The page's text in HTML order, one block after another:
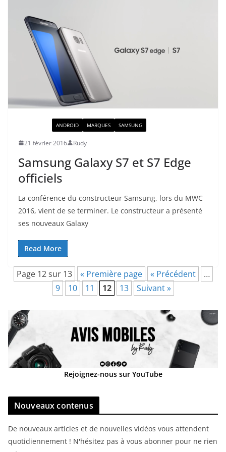
ANDROID MARQUES SAMSUNG
21 février 2016 Rudy
Samsung Galaxy S7 et S7 Edge
officiels
La conférence du constructeur Samsung, lors du MWC
2016, vient de se terminer. Le constructeur a présenté
ses nouveaux Galaxy
Read More
Page 12 sur 13 « Première page « Précédent
…
9
10 11 12 13 Suivant »
Rejoignez-nous sur YouTube
Nouveaux contenus
De nouveaux articles et de nouvelles vidéos vous attendent
quotidiennement ! N'hésitez pas à vous abonner pour ne rien